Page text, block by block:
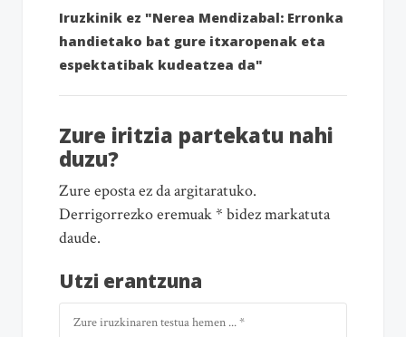
Iruzkinik ez "Nerea Mendizabal: Erronka
handietako bat gure itxaropenak eta
espektatibak kudeatzea da"
Zure iritzia partekatu nahi
duzu?
Zure eposta ez da argitaratuko.
Derrigorrezko eremuak * bidez markatuta
daude.
Utzi erantzuna